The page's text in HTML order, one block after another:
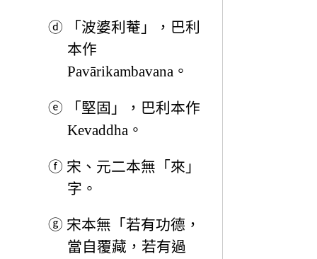
ⓓ
「波婆利菴」，巴利
本作
Pavārikambavana。
ⓔ
「堅固」，巴利本作
Kevaddha。
ⓕ 宋、元二本無「來」
字。
ⓖ 宋本無「若有功德，
當自覆藏，若有過